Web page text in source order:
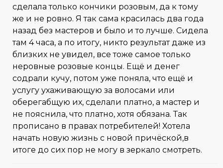
сделала только кончики розовым, да к тому
же и не ровно. Я так сама красилась два года
назад без мастеров и было и то лучше. Сидела
там 4 часа, а по итогу, никто результат даже из
близких не увидел, все тоже самое только
неровные розовые концы. Ещё и денег
содрали кучу, потом уже поняла, что ещё и
услугу ухаживающую за волосами или
оберегабщую их, сделали платно, а мастер и
не пояснила, что платно, хотя обязана. Так
прописано в правах потребителей! Хотела
начать новую жизнь с новой причёской,в
итоге до сих пор не могу в зеркало смотреть.